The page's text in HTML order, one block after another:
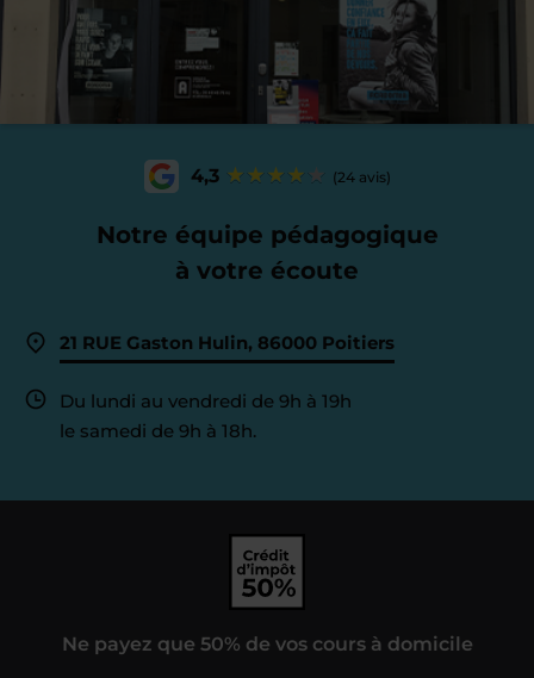
4,3 (24 avis)
Notre équipe pédagogique
à votre écoute
21 RUE Gaston Hulin, 86000 Poitiers
Du lundi au vendredi de 9h à 19h
le samedi de 9h à 18h.
Ne payez que 50% de vos cours à domicile